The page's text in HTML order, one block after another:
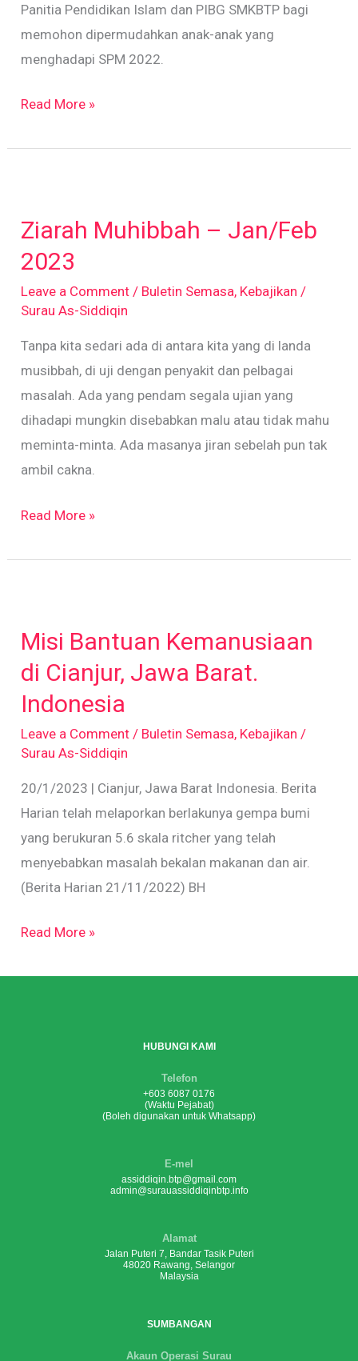
Panitia Pendidikan Islam dan PIBG SMKBTP bagi
memohon dipermudahkan anak-anak yang
menghadapi SPM 2022.
Read More »
Ziarah Muhibbah – Jan/Feb
2023
Leave a Comment / Buletin Semasa, Kebajikan /
Surau As-Siddiqin
Tanpa kita sedari ada di antara kita yang di landa
musibbah, di uji dengan penyakit dan pelbagai
masalah. Ada yang pendam segala ujian yang
dihadapi mungkin disebabkan malu atau tidak mahu
meminta-minta. Ada masanya jiran sebelah pun tak
ambil cakna.
–
Jan/Feb
Read More »
Misi Bantuan Kemanusiaan
di Cianjur, Jawa Barat.
Indonesia
Leave a Comment / Buletin Semasa, Kebajikan /
Surau As-Siddiqin
20/1/2023 | Cianjur, Jawa Barat Indonesia. Berita
Harian telah melaporkan berlakunya gempa bumi
yang berukuran 5.6 skala ritcher yang telah
menyebabkan masalah bekalan makanan dan air.
(Berita Harian 21/11/2022) BH
Kemanusiaan
di
Cianjur,
Jawa
Barat.
Read More »
HUBUNGI KAMI
Telefon
+603 6087 0176
(Waktu Pejabat)
(Boleh digunakan untuk Whatsapp)
E-mel
assiddiqin.btp@gmail.com
admin@surauassiddiqinbtp.info
Alamat
Jalan Puteri 7, Bandar Tasik Puteri
48020 Rawang, Selangor
Malaysia
SUMBANGAN
Akaun Operasi Surau